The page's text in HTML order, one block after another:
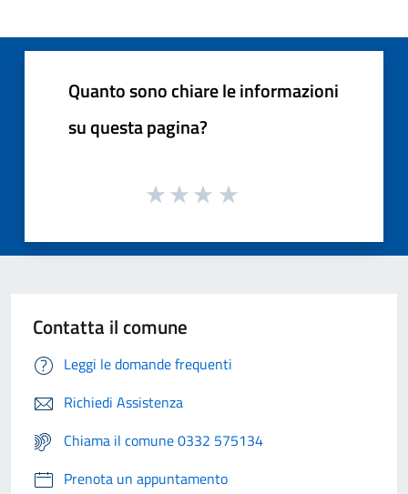
Quanto sono chiare le informazioni
su questa pagina?
Contatta il comune
Leggi le domande frequenti
Richiedi Assistenza
Chiama il comune 0332 575134
Prenota un appuntamento